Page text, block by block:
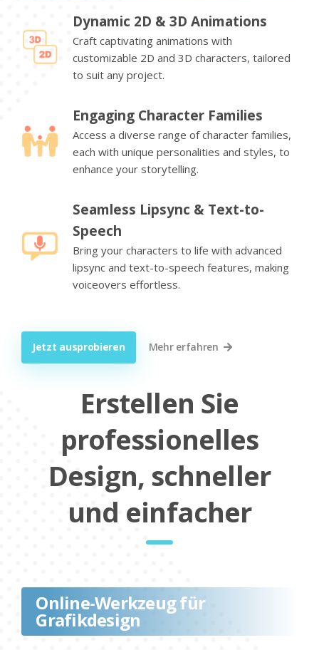
Dynamic 2D & 3D Animations
Craft captivating animations with
customizable 2D and 3D characters, tailored
to suit any project.
Engaging Character Families
Access a diverse range of character families,
each with unique personalities and styles, to
enhance your storytelling.
Seamless Lipsync & Text-to-
Speech
Bring your characters to life with advanced
lipsync and text-to-speech features, making
voiceovers effortless.
Jetzt ausprobieren Mehr erfahren
Erstellen Sie
professionelles
Design, schneller
und einfacher
Online-Werkzeug für
Grafikdesign